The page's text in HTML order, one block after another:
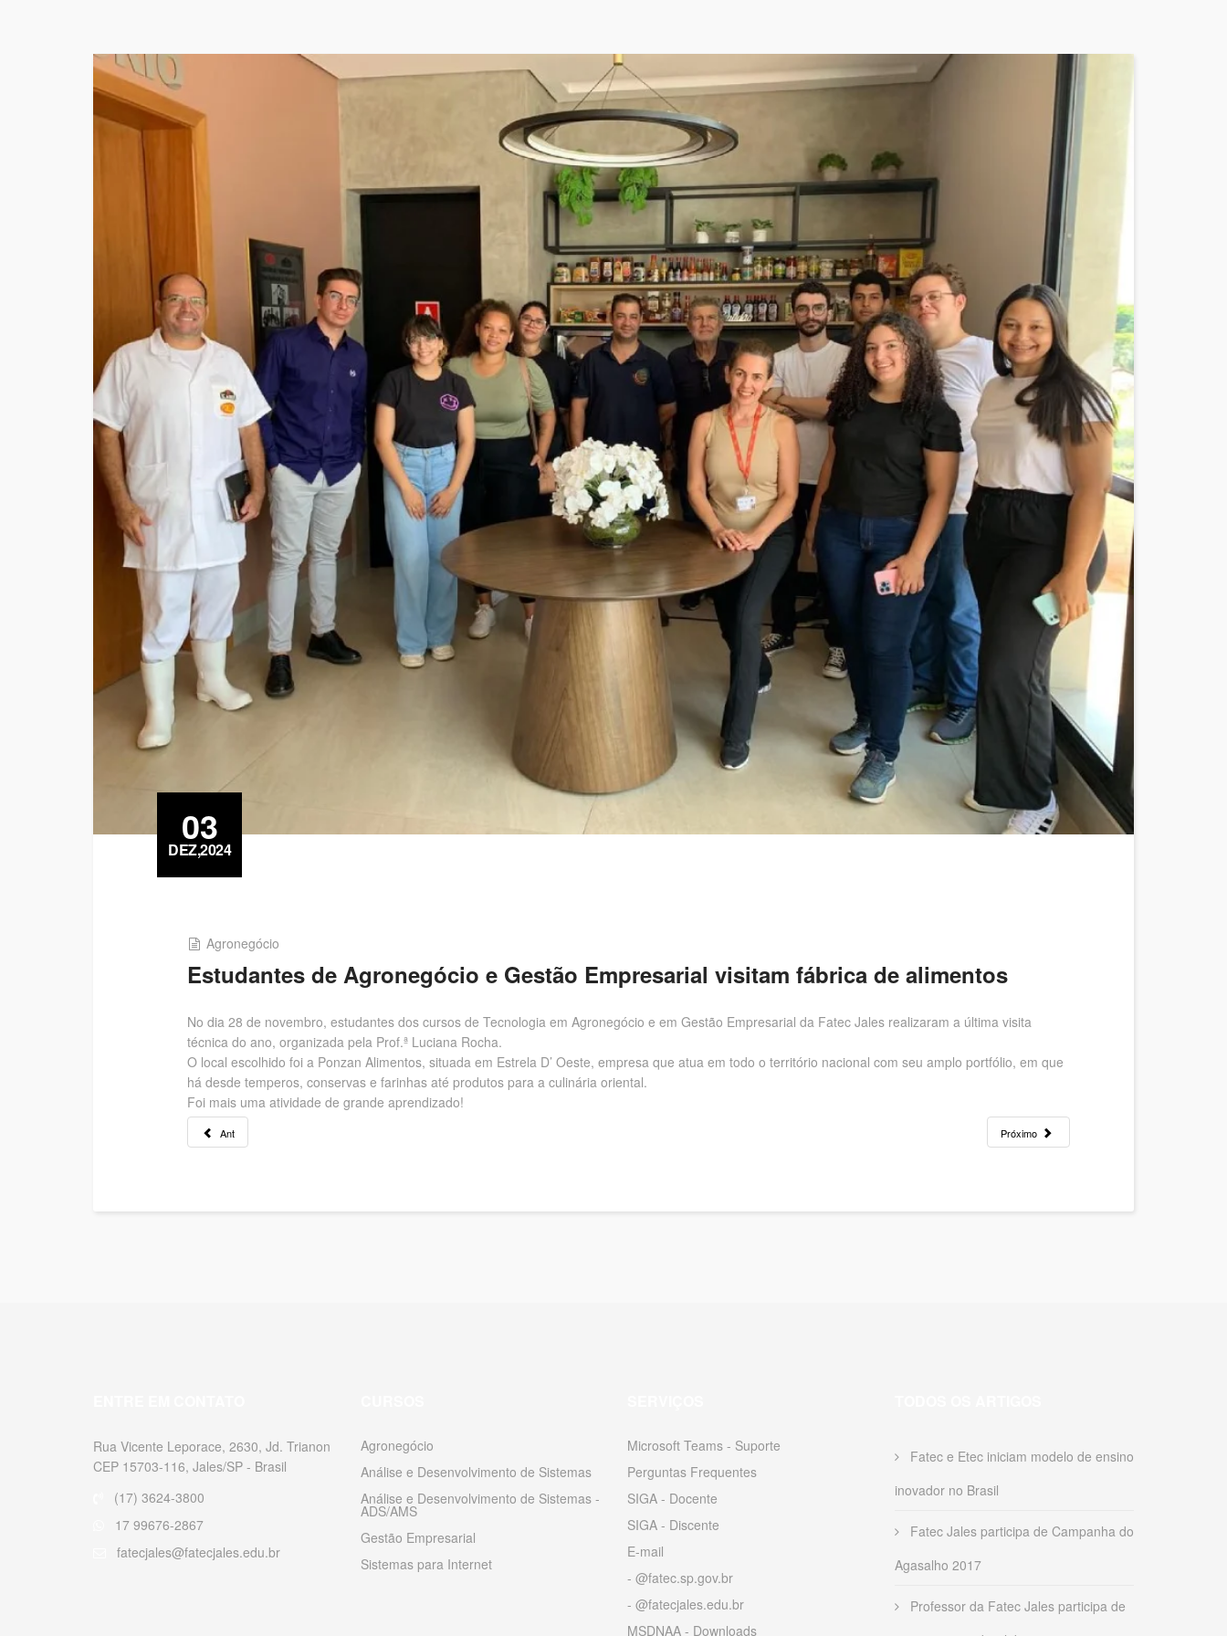
03
DEZ,2024
Agronegócio
Estudantes de Agronegócio e Gestão Empresarial visitam fábrica de alimentos
No dia 28 de novembro, estudantes dos cursos de Tecnologia em Agronegócio e em Gestão Empresarial da Fatec Jales realizaram a última visita
técnica do ano, organizada pela Prof.ª Luciana Rocha.
O local escolhido foi a Ponzan Alimentos, situada em Estrela D’ Oeste, empresa que atua em todo o território nacional com seu amplo portfólio, em que
há desde temperos, conservas e farinhas até produtos para a culinária oriental.
Foi mais uma atividade de grande aprendizado!
Ant Próximo
Rua Vicente Leporace, 2630, Jd. Trianon
CEP 15703-116, Jales/SP - Brasil
(17) 3624-3800
17 99676-2867
fatecjales@fatecjales.edu.br
Agronegócio
Análise e Desenvolvimento de Sistemas
Análise e Desenvolvimento de Sistemas -
ADS/AMS
Gestão Empresarial
Sistemas para Internet
Microsoft Teams - Suporte
Perguntas Frequentes
SIGA - Docente
SIGA - Discente
E-mail
- @fatec.sp.gov.br
- @fatecjales.edu.br
MSDNAA - Downloads
Fatec e Etec iniciam modelo de ensino
inovador no Brasil
Fatec Jales participa de Campanha do
Agasalho 2017
Professor da Fatec Jales participa de